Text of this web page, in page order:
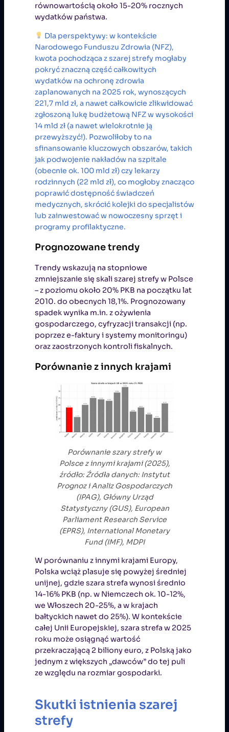
równowartością około 15-20% rocznych
wydatków państwa.
Dla perspektywy: w kontekście
Narodowego Funduszu Zdrowia (NFZ),
kwota pochodząca z szarej strefy mogłaby
pokryć znaczną część całkowitych
wydatków na ochronę zdrowia
zaplanowanych na 2025 rok, wynoszących
221,7 mld zł, a nawet całkowicie zlikwidować
zgłoszoną lukę budżetową NFZ w wysokości
14 mld zł (a nawet wielokrotnie ją
przewyższyć!). Pozwoliłoby to na
sfinansowanie kluczowych obszarów, takich
jak podwojenie nakładów na szpitale
(obecnie ok. 100 mld zł) czy lekarzy
rodzinnych (22 mld zł), co mogłoby znacząco
poprawić dostępność świadczeń
medycznych, skrócić kolejki do specjalistów
lub zainwestować w nowoczesny sprzęt i
programy profilaktyczne.
Prognozowane trendy
Trendy wskazują na stopniowe
zmniejszanie się skali szarej strefy w Polsce
– z poziomu około 20% PKB na początku lat
2010. do obecnych 18,1%. Prognozowany
spadek wynika m.in. z ożywienia
gospodarczego, cyfryzacji transakcji (np.
poprzez e-faktury i systemy monitoringu)
oraz zaostrzonych kontroli fiskalnych.
Porównanie z innych krajami
Porównanie szary strefy w
Polsce z innymi krajami (2025),
źródło: Źródła danych: Instytut
Prognoz i Analiz Gospodarczych
(IPAG), Główny Urząd
Statystyczny (GUS), European
Parliament Research Service
(EPRS), International Monetary
Fund (IMF), MDPI
W porównaniu z innymi krajami Europy,
Polska wciąż plasuje się powyżej średniej
unijnej, gdzie szara strefa wynosi średnio
14-16% PKB (np. w Niemczech ok. 10-12%,
we Włoszech 20-25%, a w krajach
bałtyckich nawet do 25%). W kontekście
całej Unii Europejskiej, szara strefa w 2025
roku może osiągnąć wartość
przekraczającą 2 biliony euro, z Polską jako
jednym z większych „dawców” do tej puli
ze względu na rozmiar gospodarki.
Skutki istnienia szarej
strefy